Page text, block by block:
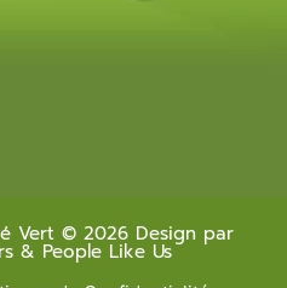
Vert © 2026 Design par
& People Like Us